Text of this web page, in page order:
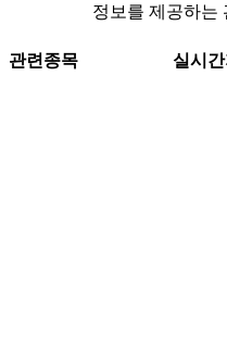
정보를 제공하는
관련종목 실시